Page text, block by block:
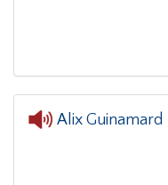
Alix Guinamard